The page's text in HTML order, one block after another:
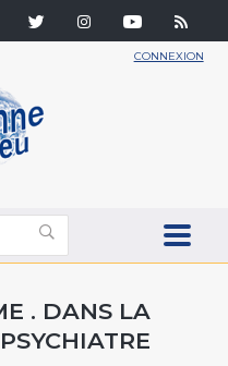
CONNEXION
. DANS LA